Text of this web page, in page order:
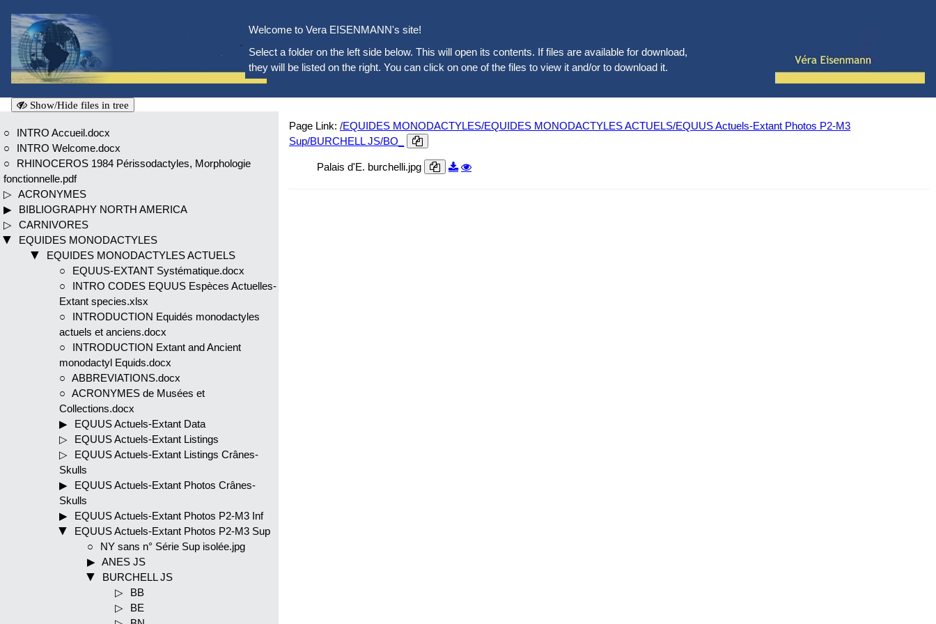
Welcome to Vera EISENMANN's site!
Select a folder on the left side below. This will open its contents. If files are available for download,
they will be listed on the right. You can click on one of the files to view it and/or to download it.
Show/Hide files in tree
INTRO Accueil.docx
INTRO Welcome.docx
RHINOCEROS 1984 Périssodactyles, Morphologie
fonctionnelle.pdf
ACRONYMES
BIBLIOGRAPHY NORTH AMERICA
CARNIVORES
EQUIDES MONODACTYLES
EQUIDES MONODACTYLES ACTUELS
EQUUS-EXTANT Systématique.docx
INTRO CODES EQUUS Espèces Actuelles-
Extant species.xlsx
INTRODUCTION Equidés monodactyles
actuels et anciens.docx
INTRODUCTION Extant and Ancient
monodactyl Equids.docx
ABBREVIATIONS.docx
ACRONYMES de Musées et
Collections.docx
EQUUS Actuels-Extant Data
EQUUS Actuels-Extant Listings
EQUUS Actuels-Extant Listings Crânes-
Skulls
EQUUS Actuels-Extant Photos Crânes-
Skulls
EQUUS Actuels-Extant Photos P2-M3 Inf
EQUUS Actuels-Extant Photos P2-M3 Sup
NY sans n° Série Sup isolée.jpg
ANES JS
BURCHELL JS
BB
BE
Page Link: /EQUIDES MONODACTYLES/EQUIDES MONODACTYLES ACTUELS/EQUUS Actuels-Extant Photos P2-M3
Sup/BURCHELL JS/BO_
Palais d'E. burchelli.jpg